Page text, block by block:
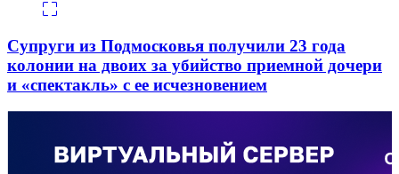
Супруги из Подмосковья получили 23 года
колонии на двоих за убийство приемной дочери
и «спектакль» с ее исчезновением